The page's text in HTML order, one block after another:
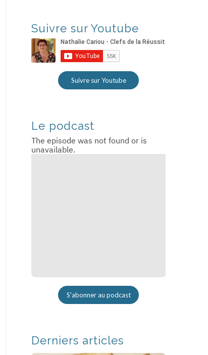
Suivre sur Youtube
Suivre sur Youtube
Le podcast
S'abonner au podcast
Derniers articles